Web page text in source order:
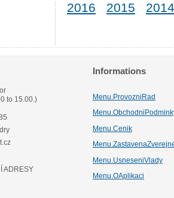
2016
2015 2014
to 15.00.)
ADRESY
Informations
Menu.ProvozniRad
Menu.Cenik
Menu.UsneseniVlady
Menu.OAplikaci